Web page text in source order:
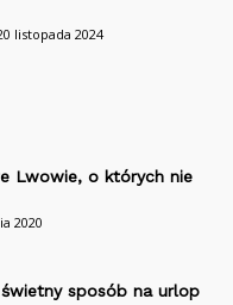
listopada 2024
Lwowie, o których nie
2020
sposób na urlop